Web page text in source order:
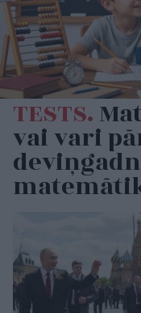
TESTS.
vai vari